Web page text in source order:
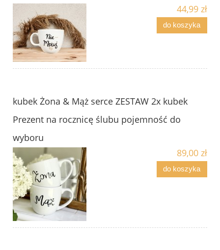
44,99 zł
do koszyka
kubek Żona & Mąż serce ZESTAW 2x kubek
Prezent na rocznicę ślubu pojemność do
wyboru
89,00 zł
do koszyka